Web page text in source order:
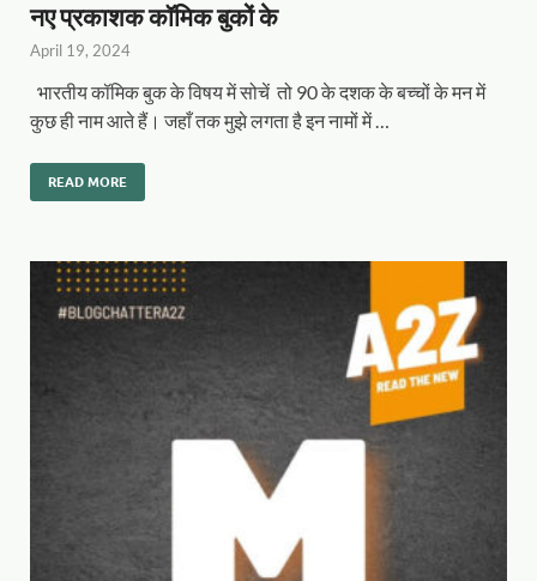
नए प्रकाशक कॉमिक बुकों के
April 19, 2024
भारतीय कॉमिक बुक के विषय में सोचें तो 90 के दशक के बच्चों के मन में
कुछ ही नाम आते हैं। जहाँ तक मुझे लगता है इन नामों में …
READ MORE